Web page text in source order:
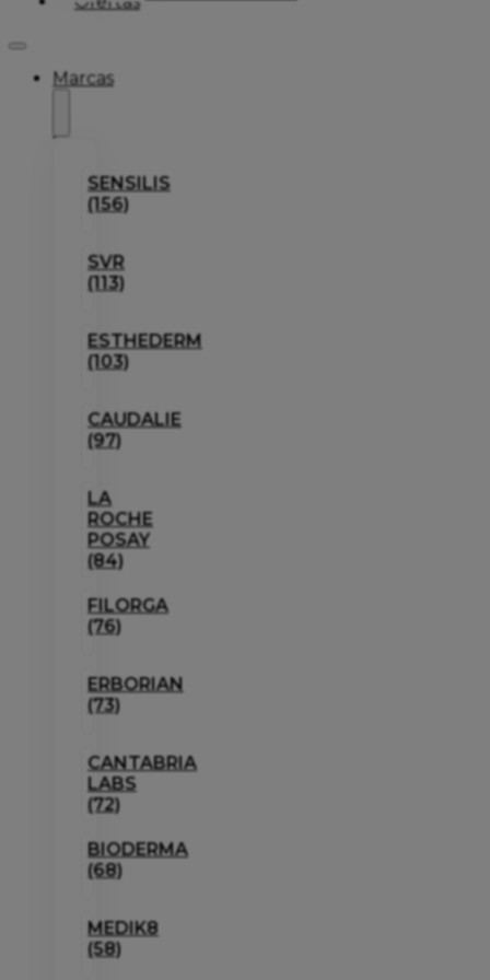
Marcas
SENSILIS
(156)
SVR
(113)
ESTHEDERM
(103)
CAUDALIE
(97)
LA
ROCHE
POSAY
(84)
FILORGA
(76)
ERBORIAN
(73)
CANTABRIA
LABS
(72)
BIODERMA
(68)
MEDIK8
(58)